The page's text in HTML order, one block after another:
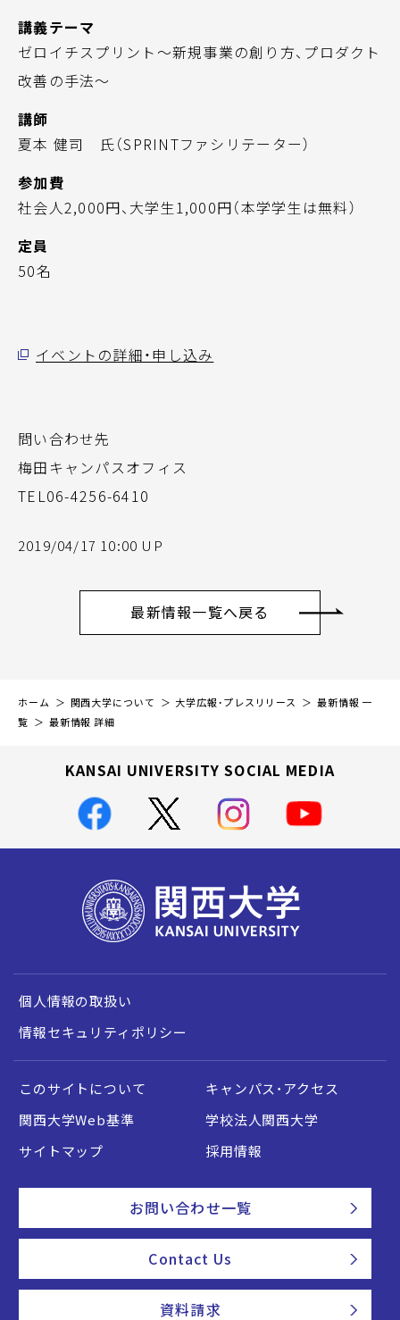
講義テーマ
ゼロイチスプリント～新規事業の創り方、プロダクト
改善の手法～
講師
夏本 健司 氏（SPRINTファシリテーター）
参加費
社会人2,000円、大学生1,000円（本学学生は無料）
定員
50名
イベントの詳細・申し込み
問い合わせ先
梅田キャンパスオフィス
TEL06-4256-6410
2019/04/17 10:00 UP
最新情報一覧へ戻る
ホーム 関西大学について 大学広報・プレスリリース
最新情報 一
覧
最新情報 詳細
KANSAI UNIVERSITY SOCIAL MEDIA
個人情報の取扱い
情報セキュリティポリシー
このサイトについて
キャンパス・アクセス
関西大学Web基準
学校法人関西大学
サイトマップ
採用情報
お問い合わせ一覧
Contact Us
資料請求